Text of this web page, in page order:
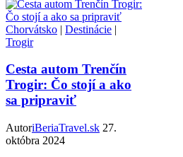
Chorvátsko | Destinácie |
Trogir
Cesta autom Trenčín
Trogir: Čo stojí a ako
sa pripraviť
AutoriBeriaTravel.sk 27.
októbra 2024